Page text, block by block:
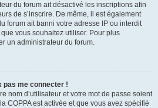
du forum ait désactivé les inscriptions afin
de s’inscrire. De même, il est également
forum ait banni votre adresse IP ou interdit
que vous souhaitez utiliser. Pour plus
un administrateur du forum.
pas me connecter !
nom d’utilisateur et votre mot de passe soient
COPPA est activée et que vous avez spécifié